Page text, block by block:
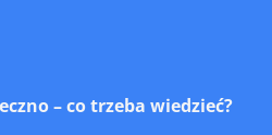
– co trzeba wiedzieć?